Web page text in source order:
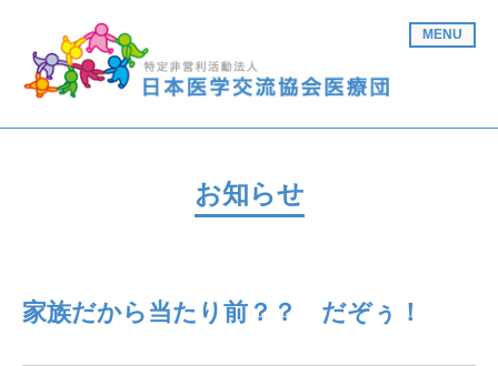
MENU
お知らせ
家族だから当たり前？？ だぞぅ！